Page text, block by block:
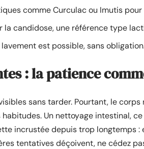
comme Curculac ou Imutis
la candidose, une référence type
est possible, sans
: la patience
sans tarder. Pourtant, le corps
Un nettoyage intestinal, ce
incrustée depuis trop longtemps
tentatives déçoivent, ne cédez